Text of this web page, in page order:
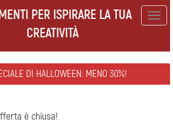
PER ISPIRARE LA TUA
CREATIVITÀ
DI HALLOWEEN: MENO 30%!
è chiusa!